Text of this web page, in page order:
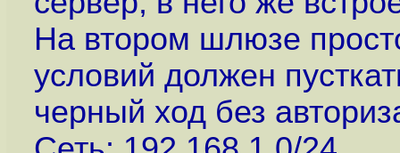
На втором шлюзе
условий должен
черный ход без